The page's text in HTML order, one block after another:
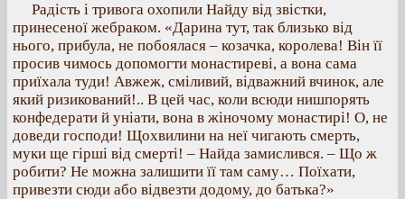
Радість і тривога охопили Найду від звістки,
принесеної жебраком. «Дарина тут, так близько від
нього, прибула, не побоялася – козачка, королева! Він її
просив чимось допомогти монастиреві, а вона сама
приїхала туди! Авжеж, сміливий, відважний вчинок, але
який ризикований!.. В цей час, коли всюди нишпорять
конфедерати й уніати, вона в жіночому монастирі! О, не
доведи господи! Щохвилини на неї чигають смерть,
муки ще гірші від смерті! – Найда замислився. – Що ж
робити? Не можна залишити її там саму… Поїхати,
привезти сюди або відвезти додому, до батька?»